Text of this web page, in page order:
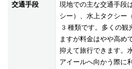
交通手段
現地での主な交通手段
シー）、水上タクシー
3種類です。多くの観
ますが料金はやや高め
抑えて旅行できます。
アイールへ向かう際に